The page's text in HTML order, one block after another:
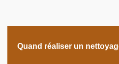
Quand réaliser un